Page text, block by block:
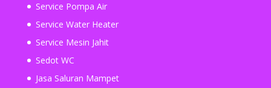
Service Pompa Air
Service Water Heater
Service Mesin Jahit
Sedot WC
Jasa Saluran Mampet